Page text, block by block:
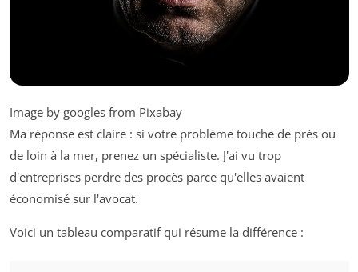
Image by googles from Pixabay
Ma réponse est claire : si votre problème touche de près ou
de loin à la mer, prenez un spécialiste. J'ai vu trop
d'entreprises perdre des procès parce qu'elles avaient
économisé sur l'avocat.
Voici un tableau comparatif qui résume la différence :